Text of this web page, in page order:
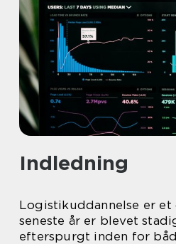
Indledning
Logistikuddannelse er et
seneste år er blevet
efterspurgt inden for